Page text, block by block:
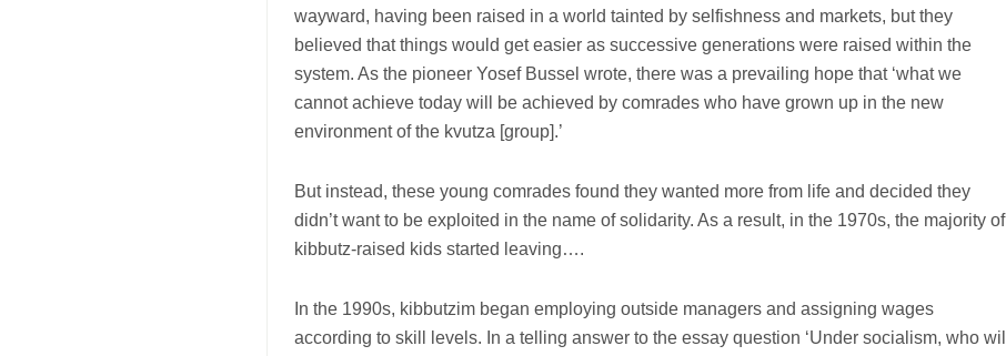
wayward, having been raised in a world tainted by selfishness and markets, but they
believed that things would get easier as successive generations were raised within the
system. As the pioneer Yosef Bussel wrote, there was a prevailing hope that ‘what we
cannot achieve today will be achieved by comrades who have grown up in the new
environment of the kvutza [group].’
But instead, these young comrades found they wanted more from life and decided they
didn’t want to be exploited in the name of solidarity. As a result, in the 1970s, the majority of
kibbutz-raised kids started leaving….
In the 1990s, kibbutzim began employing outside managers and assigning wages
according to skill levels. In a telling answer to the essay question ‘Under socialism, who will